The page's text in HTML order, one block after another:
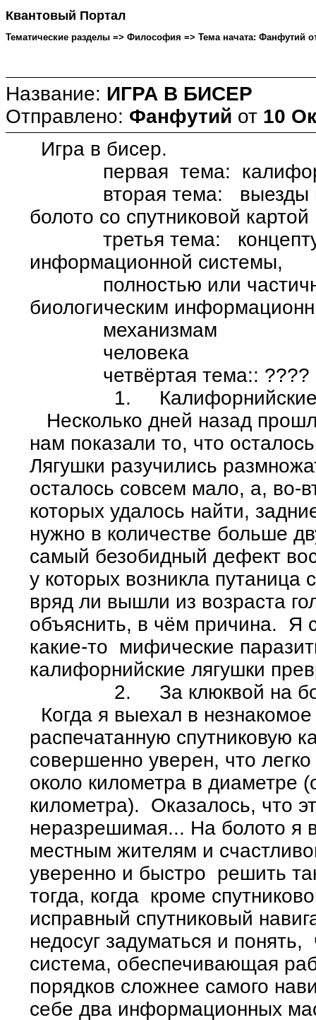
Квантовый Портал
Тематические разделы => Философия => Тема начата: Фанфутий
Название: ИГРА В БИСЕР
Отправлено: Фанфутий от 10
Игра в бисер.
первая тема:
вторая тема: выезды в
болото со спутниковой картой
третья тема:
информационной системы,
полностью или
биологическим
механизмам
человека
четвёртая тема:: ????
1. Калифорнийские
Несколько дней назад
нам показали то, что
Лягушки разучились
осталось совсем мало, а, во-
которых удалось найти,
нужно в количестве больше
самый безобидный дефект
у которых возникла
вряд ли вышли из возраста
объяснить, в чём причина. Я
какие-то мифические
калифорнийские лягушки
2. За клюквой на
Когда я выехал в
распечатанную спутниковую
совершенно уверен, что
около километра в диаметре
километра). Оказалось, что
неразрешимая... На болото я
местным жителям и
уверенно и быстро решить
тогда, когда кроме
исправный спутниковый
недосуг задуматься и
система, обеспечивающая
порядков сложнее самого
себе два информационных